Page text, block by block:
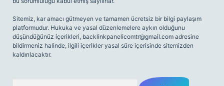
Sitemiz, kar amacı gütmeyen ve tamamen ücretsiz bir bilgi paylaşım
platformudur. Hukuka ve yasal düzenlemelere aykırı olduğunu
düşündüğünüz içerikleri, backlinkpanelicomtr@gmail.com adresine
bildirmeniz halinde, ilgili içerikler yasal süre içerisinde sitemizden
kaldırılacaktır.